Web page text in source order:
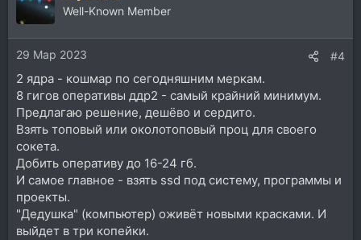
Well-Known Member
29 Мар 2023 #4
2 ядра - кошмар по сегодняшним меркам.
8 гигов оперативы ддр2 - самый крайний минимум.
Предлагаю решение, дешёво и сердито.
Взять топовый или околотоповый проц для своего
сокета.
Добить оперативу до 16-24 гб.
И самое главное - взять ssd под систему, программы и
проекты.
"Дедушка" (компьютер) оживёт новыми красками. И
выйдет в три копейки.